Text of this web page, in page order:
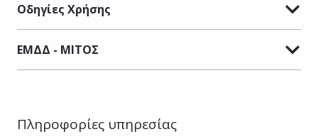
Οδηγίες Χρήσης
ΕΜΔΔ - ΜΙΤΟΣ
Πληροφορίες υπηρεσίας